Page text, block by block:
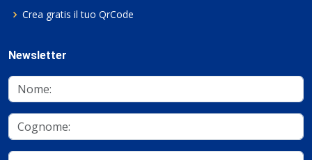
Crea gratis il tuo QrCode
Newsletter